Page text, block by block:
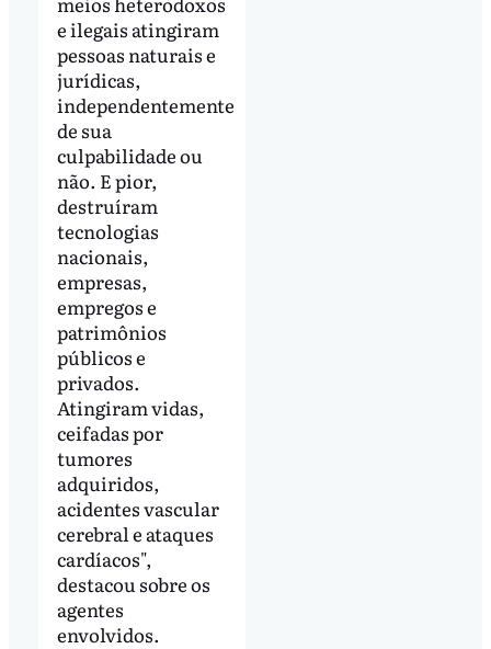
e ilegais atingiram
pessoas naturais e
jurídicas,
independentemente
de sua
culpabilidade ou
não. E pior,
destruíram
tecnologias
nacionais,
empresas,
empregos e
patrimônios
públicos e
privados.
Atingiram vidas,
ceifadas por
tumores
adquiridos,
acidentes vascular
cerebral e ataques
cardíacos",
destacou sobre os
agentes
envolvidos.